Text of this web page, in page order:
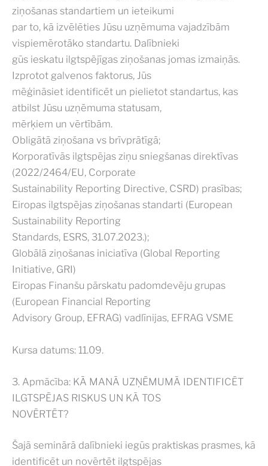
ziņošanas standartiem un ieteikumi
par to, kā izvēlēties Jūsu uzņēmuma vajadzībām
vispiemērotāko standartu. Dalībnieki
gūs ieskatu ilgtspējīgas ziņošanas jomas izmaiņās.
Izprotot galvenos faktorus, Jūs
mēģināsiet identificēt un pielietot standartus, kas
atbilst Jūsu uzņēmuma statusam,
mērķiem un vērtībām.
Obligātā ziņošana vs brīvprātīgā;
Korporatīvās ilgtspējas ziņu sniegšanas direktīvas
(2022/2464/EU, Corporate
Sustainability Reporting Directive, CSRD) prasības;
Eiropas ilgtspējas ziņošanas standarti (European
Sustainability Reporting
Standards, ESRS, 31.07.2023.);
Globālā ziņošanas iniciatīva (Global Reporting
Initiative, GRI)
Eiropas Finanšu pārskatu padomdevēju grupas
(European Financial Reporting
Advisory Group, EFRAG) vadlīnijas, EFRAG VSME
Kursa datums: 11.09.
3. Apmācība: KĀ MANĀ UZŅĒMUMĀ IDENTIFICĒT
ILGTSPĒJAS RISKUS UN KĀ TOS
NOVĒRTĒT?
Šajā seminārā dalībnieki iegūs praktiskas prasmes, kā
identificēt un novērtēt ilgtspējas